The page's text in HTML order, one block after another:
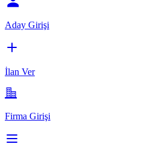
Aday Girişi
İlan Ver
Firma Girişi